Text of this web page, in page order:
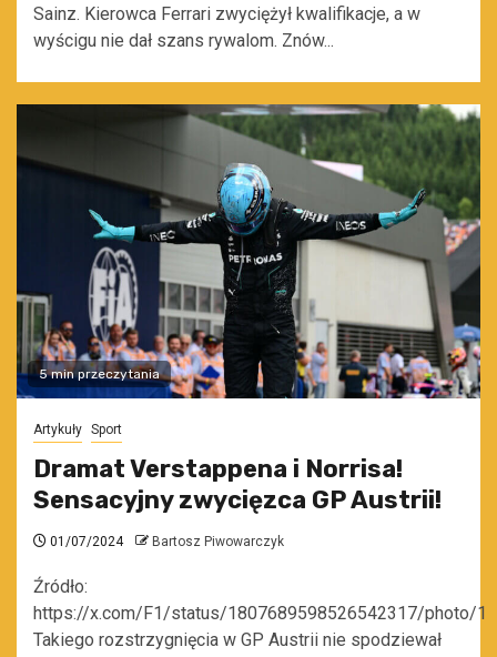
Sainz. Kierowca Ferrari zwyciężył kwalifikacje, a w
wyścigu nie dał szans rywalom. Znów...
5 min przeczytania
Artykuły Sport
Dramat Verstappena i Norrisa!
Sensacyjny zwycięzca GP Austrii!
01/07/2024 Bartosz Piwowarczyk
Źródło:
https://x.com/F1/status/1807689598526542317/photo/1
Takiego rozstrzygnięcia w GP Austrii nie spodziewał